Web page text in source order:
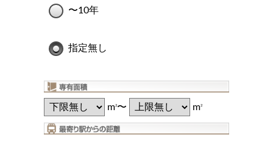
〜10年
指定無し
m2〜 m2